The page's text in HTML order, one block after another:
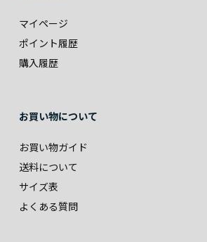
マイページ
ポイント履歴
購入履歴
お買い物について
お買い物ガイド
送料について
サイズ表
よくある質問